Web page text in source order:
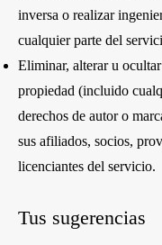
inversa o realizar
cualquier parte del
Eliminar, alterar u
propiedad (incluido
derechos de autor o
sus afiliados, socios,
licenciantes del servicio.
Tus sugerencias